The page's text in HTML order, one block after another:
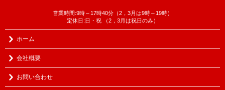
営業時間:9時～17時40分（2，3月は9時～19時）
定休日:日・祝 （2，3月は祝日のみ）
ホーム
会社概要
お問い合わせ